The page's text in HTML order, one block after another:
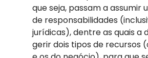
que seja, passam a assumir
de responsabilidades
jurídicas), dentre as quais a
gerir dois tipos de recursos